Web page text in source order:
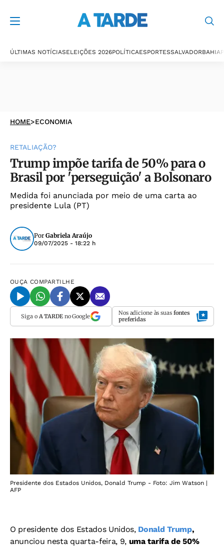
ÚLTIMAS NOTÍCIASELEIÇÕES 2026POLÍTICAESPORTESSALVADORBAHIA
HOME>ECONOMIA
RETALIAÇÃO?
Trump impõe tarifa de 50% para o
Brasil por 'perseguição' a Bolsonaro
Medida foi anunciada por meio de uma carta ao
presidente Lula (PT)
Por Gabriela Araújo
09/07/2025 - 18:22 h
OUÇA COMPARTILHE
Siga o A TARDEno Google Nos adicione às suas fontes
preferidas
Presidente dos Estados Unidos, Donald Trump - Foto: Jim Watson |
AFP
O presidente dos Estados Unidos, Donald Trump,
anunciou nesta quarta-feira, 9, uma tarifa de 50%